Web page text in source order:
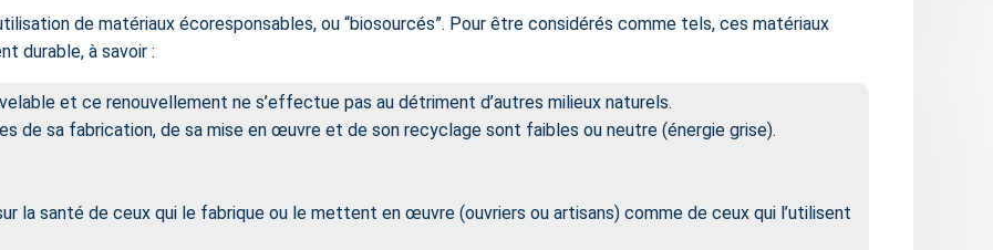
de matériaux écoresponsables, ou “biosourcés”. Pour être considérés comme tels, ces matériaux
durable, à savoir :
et ce renouvellement ne s’effectue pas au détriment d’autres milieux naturels.
de sa fabrication, de sa mise en œuvre et de son recyclage sont faibles ou neutre (énergie grise).
la santé de ceux qui le fabrique ou le mettent en œuvre (ouvriers ou artisans) comme de ceux qui l’utilisent